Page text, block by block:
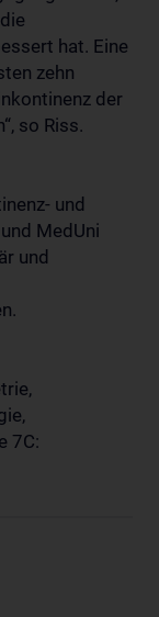
hat. Eine
zehn
der
so Riss.
und
MedUni
und
7C: